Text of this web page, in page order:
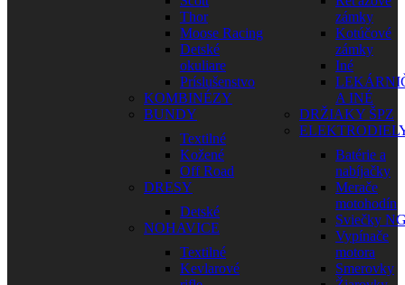
Thor
Moose Racing
Detské
okuliare
Príslušenstvo
KOMBINÉZY
BUNDY
Textilné
Kožené
Off Road
DRESY
Detské
NOHAVICE
Textilné
Kevlarové
zámky
Kotúčové
zámky
Iné
A INÉ
DRŽIAKY ŠPZ
Batérie a
nabíjačky
Merače
motohodín
Sviečky
Vypínače
motora
Smerovky